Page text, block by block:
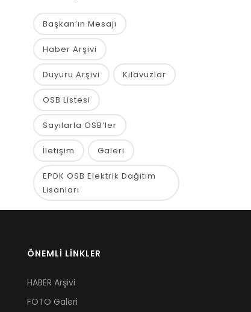
Başkan’ın Mesajı
Haber Arşivi
Duyuru Arşivi Kılavuzlar
OSB Listesi
Sayılarla OSB’ler
İletişim Galeri
EPDK OSB Elektrik Dağıtım
Lisanları
ÖNEMLİ LİNKLER
HABER Arşivi
FOTO Galeri